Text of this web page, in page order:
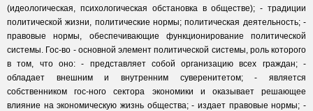
(идеологическая, психологическая обстановка в обществе); - традиции
политической жизни, политические нормы; политическая деятельность; -
правовые нормы, обеспечивающие функционирование политической
системы. Гос-во - основной элемент политической системы, роль которого
в том, что оно: - представляет собой организацию всех граждан; -
обладает внешним и внутренним суверенитетом; - является
собственником гос-ного сектора экономики и оказывает решающее
влияние на экономическую жизнь общества; - издает правовые нормы; -